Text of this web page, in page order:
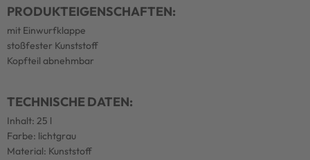
PRODUKTEIGENSCHAFTEN:
mit Einwurfklappe
stoßfester Kunststoff
Kopfteil abnehmbar
TECHNISCHE DATEN:
Inhalt: 25 l
Farbe: lichtgrau
Material: Kunststoff